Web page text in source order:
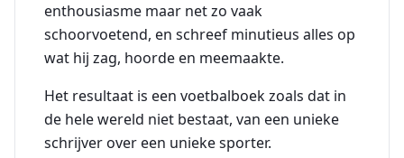
enthousiasme maar net zo vaak
schoorvoetend, en schreef minutieus alles op
wat hij zag, hoorde en meemaakte.
Het resultaat is een voetbalboek zoals dat in
de hele wereld niet bestaat, van een unieke
schrijver over een unieke sporter.